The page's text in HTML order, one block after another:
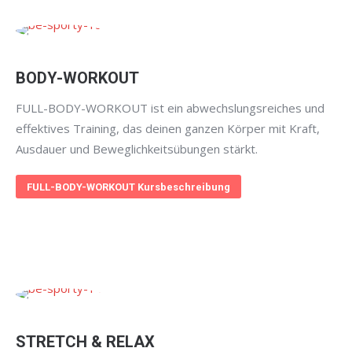
BODY-WORKOUT
FULL-BODY-WORKOUT ist ein abwechslungsreiches und
effektives Training, das deinen ganzen Körper mit Kraft,
Ausdauer und Beweglichkeitsübungen stärkt.
FULL-BODY-WORKOUT Kursbeschreibung
STRETCH & RELAX